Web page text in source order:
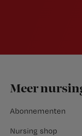
Footer
Meer
Abonnementen
Nursing shop